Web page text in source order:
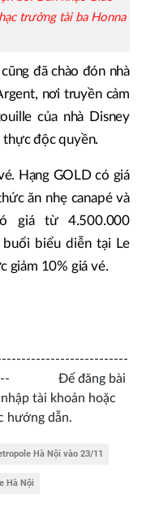
trưởng tài ba Honna
đã chào đón nhà
nơi truyền cảm
của nhà Disney
thực độc quyền.
Hạng GOLD có giá
ăn nhẹ canapé và
giá từ 4.500.000
biểu diễn tại Le
giảm 10% giá vé.
Để đăng bài
tài khoản hoặc
hướng dẫn.
Hà Nội vào 23/11
Hà Nội